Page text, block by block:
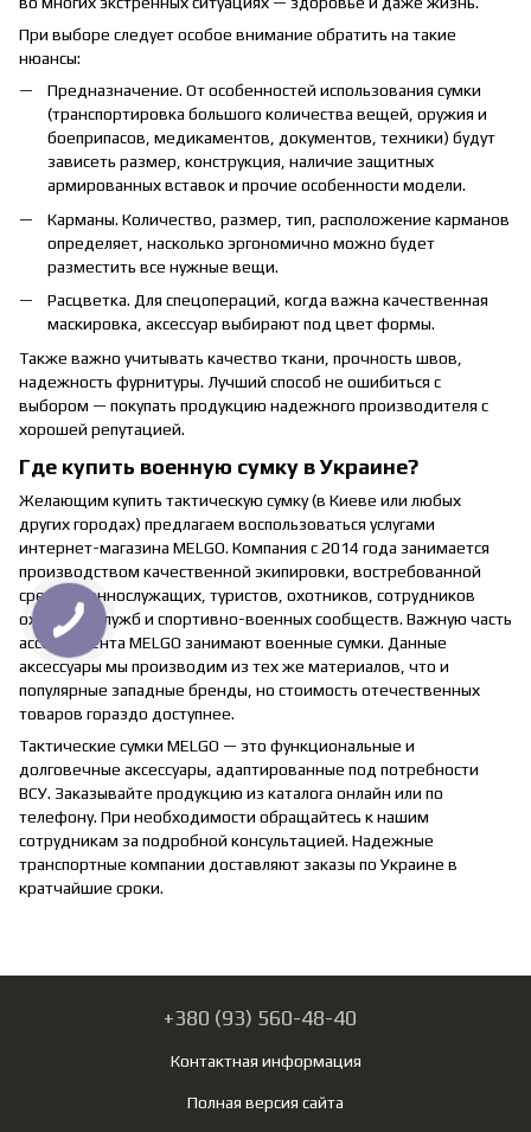
При выборе следует особое внимание обратить на такие
нюансы:
Предназначение. От особенностей использования сумки
(транспортировка большого количества вещей, оружия и
боеприпасов, медикаментов, документов, техники) будут
зависеть размер, конструкция, наличие защитных
армированных вставок и прочие особенности модели.
Карманы. Количество, размер, тип, расположение карманов
определяет, насколько эргономично можно будет
разместить все нужные вещи.
Расцветка. Для спецопераций, когда важна качественная
маскировка, аксессуар выбирают под цвет формы.
Также важно учитывать качество ткани, прочность швов,
надежность фурнитуры. Лучший способ не ошибиться с
выбором — покупать продукцию надежного производителя с
хорошей репутацией.
Где купить военную сумку в Украине?
Желающим купить тактическую сумку (в Киеве или любых
других городах) предлагаем воспользоваться услугами
интернет-магазина MELGO. Компания с 2014 года занимается
производством качественной экипировки, востребованной
среди военнослужащих, туристов, охотников, сотрудников
охранных служб и спортивно-военных сообществ. Важную часть
ассортимента MELGO занимают военные сумки. Данные
аксессуары мы производим из тех же материалов, что и
популярные западные бренды, но стоимость отечественных
товаров гораздо доступнее.
Тактические сумки MELGO — это функциональные и
долговечные аксессуары, адаптированные под потребности
ВСУ. Заказывайте продукцию из каталога онлайн или по
телефону. При необходимости обращайтесь к нашим
сотрудникам за подробной консультацией. Надежные
транспортные компании доставляют заказы по Украине в
кратчайшие сроки.
+380 (93) 560-48-40
Контактная информация
Полная версия сайта